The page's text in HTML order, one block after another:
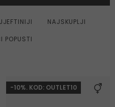
NAJSKUPLJI
POPUSTI
-10%. KOD: OUTLET10